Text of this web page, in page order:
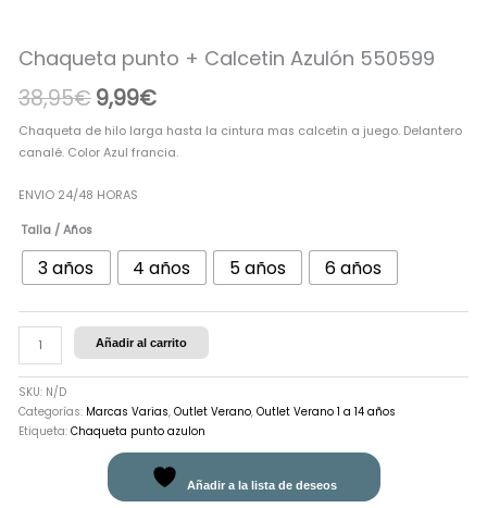
Chaqueta punto + Calcetin Azulón 550599
38,95€
precio
era:
38,95€.
9,99€
precio
9,99€.
Chaqueta de hilo larga hasta la cintura mas calcetin a juego. Delantero
canalé. Color Azul francia.
ENVIO 24/48 HORAS
Talla / Años
3 años 4 años 5 años 6 años
+
Calcetin
Azulón
cantidad
Añadir al carrito
SKU: N/D
Categorías: Marcas Varias, Outlet Verano, Outlet Verano 1 a 14 años
Etiqueta: Chaqueta punto azulon
Añadir a la lista de deseos